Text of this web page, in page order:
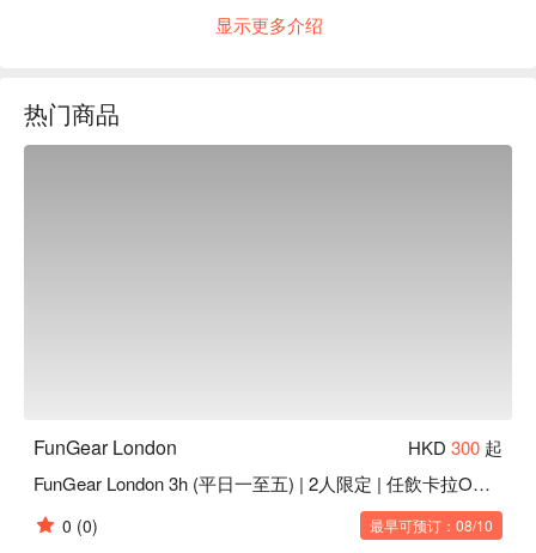
款桌遊、Switch、Poker、Netflix、打邊爐、韓燒
显示更多介绍
热门商品
FunGear London HKD 300 起
FunGear London 3h (平日一至五) | 2人限定 | 任飲卡拉OK | Mong Kok Party Room
0 (0) 最早可预订：08/10